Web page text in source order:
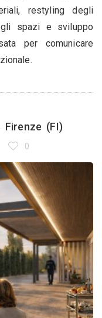
restyling degli
spazi e sviluppo
per comunicare
(FI)
0